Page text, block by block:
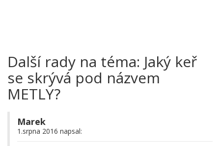
Další rady na téma: Jaký keř
se skrývá pod názvem
METLY?
Marek
1.srpna 2016 napsal: